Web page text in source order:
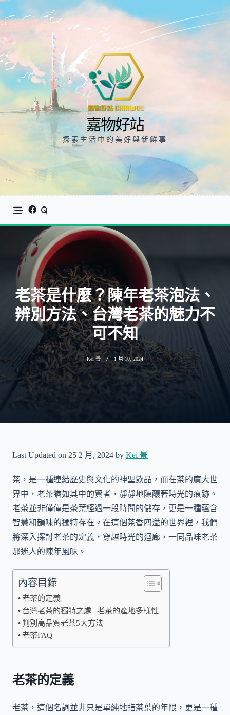
to
content
嘉物好站
探索生活中的美好與新鮮事
老茶是什麼？陳年老茶泡法、
辨別方法、台灣老茶的魅力不
可不知
Kei 景 1 月 10, 2024
Last Updated on 25 2 月, 2024 by Kei 景
茶，是一種連結歷史與文化的神聖飲品，而在茶的廣大世
界中，老茶猶如其中的賢者，靜靜地陳釀著時光的痕跡。
老茶並非僅僅是茶葉經過一段時間的儲存，更是一種蘊含
智慧和韻味的獨特存在。在這個茶香四溢的世界裡，我們
將深入探討老茶的定義，穿越時光的迴廊，一同品味老茶
那迷人的陳年風味。
內容目錄
老茶的定義
台灣老茶的獨特之處 | 老茶的產地多樣性
判別高品質老茶5大方法
老茶FAQ
老茶的定義
老茶，這個名詞並非只是單純地指茶葉的年限，更是一種